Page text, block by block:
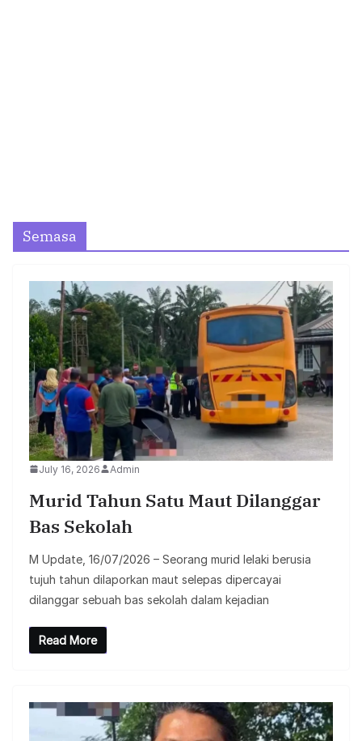
Semasa
July 16, 2026 Admin
Murid Tahun Satu Maut Dilanggar
Bas Sekolah
M Update, 16/07/2026 – Seorang murid lelaki berusia
tujuh tahun dilaporkan maut selepas dipercayai
dilanggar sebuah bas sekolah dalam kejadian
Read More